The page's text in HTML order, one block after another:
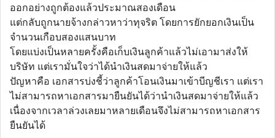
ออกอย่างถูกต้องแล้วประมาณสองเดือน
แต่กลับถูกนายจ้างกล่าวหาว่าทุจริต โดยการยักยอกเงินเป็น
จำนวนเกือบสองแสนบาท
โดยแบ่งเป็นหลายครั้งคือเก็บเงินลูกค้าแล้วไม่เอามาส่งให้
บริษัท แต่เรามั่นใจว่าได้นำเงินสดมาจ่ายให้แล้ว
ปัญหาคือ เอกสารบ่งชี้ว่าลูกค้าโอนเงินมาเข้าบีญชีเรา แต่เรา
ไม่สามารถหาเอกสารมายืนยันได้ว่านำเงินสดมาจ่ายให้แล้ว
เนื่องจากเวลาล่วงเลยมาหลายเดือนจึงไม่สามารถหาเอกสาร
ยืนยันได้